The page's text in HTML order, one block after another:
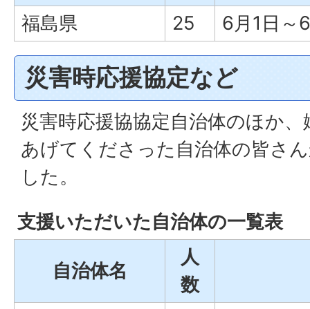
福島県
25 6月1日～
災害時応援協定など
災害時応援協協定自治体のほか
あげてくださった自治体の皆さ
した。
支援いただいた自治体の一覧表
自治体名
人
数